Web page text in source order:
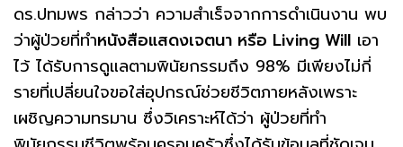
ดร.ปทมพร กล่าวว่า ความสำเร็จจากการดำเนินงาน พบ
ว่าผู้ป่วยที่ทำหนังสือแสดงเจตนา หรือ Living Will เอา
ไว้ ได้รับการดูแลตามพินัยกรรมถึง 98% มีเพียงไม่กี่
รายที่เปลี่ยนใจขอใส่อุปกรณ์ช่วยชีวิตภายหลังเพราะ
เผชิญความทรมาน ซึ่งวิเคราะห์ได้ว่า ผู้ป่วยที่ทำ